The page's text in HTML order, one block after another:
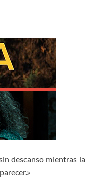
descanso mientras la